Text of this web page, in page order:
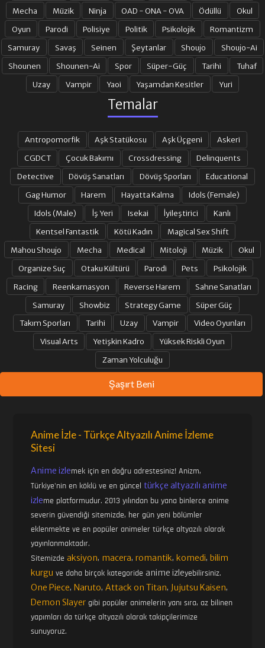
Mecha Müzik Ninja OAD - ONA - OVA Ödüllü
Okul
Oyun
Parodi Polisiye Politik Psikolojik
Romantizm
Samuray
Savaş Seinen Şeytanlar Shoujo
Shoujo-Ai
Shounen
Shounen-Ai Spor Süper-Güç Tarihi
Tuhaf
Uzay
Vampir Yaoi Yaşamdan Kesitler Yuri
Temalar
Antropomorfik Aşk Statükosu Aşk Üçgeni
Askeri
CGDCT
Çocuk Bakımı Crossdressing
Delinquents
Detective
Dövüş Sanatları Dövüş Sporları
Educational
Gag Humor
Harem Hayatta Kalma
Idols (Female)
Idols (Male)
İş Yeri Isekai İyileştirici
Kanlı
Kentsel Fantastik
Kötü Kadın
Magical Sex Shift
Mahou Shoujo
Mecha Medical Mitoloji Müzik
Okul
Organize Suç
Otaku Kültürü Parodi Pets
Psikolojik
Racing
Reenkarnasyon Reverse Harem
Sahne Sanatları
Samuray
Showbiz Strategy Game
Süper Güç
Takım Sporları
Tarihi Uzay Vampir
Video Oyunları
Visual Arts
Yetişkin Kadro
Yüksek Riskli Oyun
Zaman Yolculuğu
Şaşırt Beni
Anime İzle - Türkçe Altyazılı Anime İzleme
Sitesi
Anime izlemek için en doğru adrestesiniz! Anizm,
Türkiye'nin en köklü ve en günceltürkçe altyazılı anime
izleme platformudur. 2013 yılından bu yana binlerce anime
severin güvendiği sitemizde, her gün yeni bölümler
eklenmekte ve en popüler animeler türkçe altyazılı olarak
yayınlanmaktadır.
Sitemizdeaksiyon, macera,romantik, komedi, bilim
kurgu ve daha birçok kategoride anime izleyebilirsiniz.
One Piece, Naruto,Attack on Titan, Jujutsu Kaisen,
Demon Slayer gibi popüler animelerin yanı sıra, az bilinen
yapımları da türkçe altyazılı olarak takipçilerimize
sunuyoruz.